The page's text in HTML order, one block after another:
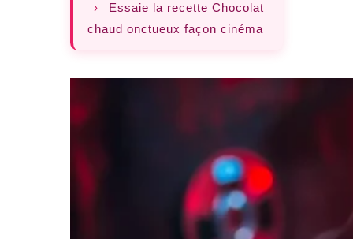
›
Essaie la recette Chocolat
chaud onctueux façon cinéma